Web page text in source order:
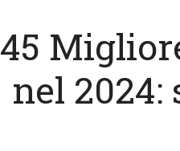
45
nel